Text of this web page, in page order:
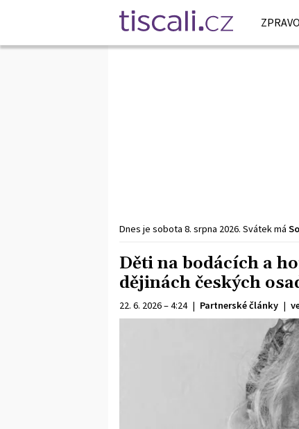
Dnes je sobota 8. srpna 2026. Svátek má
Děti na bodácích a
dějinách českých
22. 6. 2026 – 4:24 | Partnerské články |